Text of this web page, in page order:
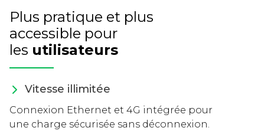
Plus pratique et plus
accessible pour
les utilisateurs
Vitesse illimitée
Connexion Ethernet et 4G intégrée pour
une charge sécurisée sans déconnexion.